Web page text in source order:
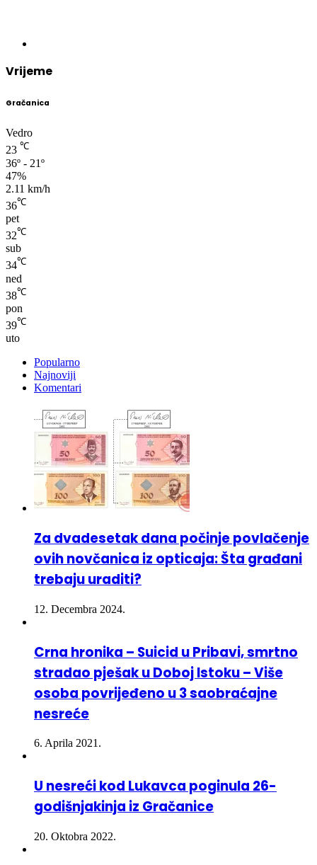
Vrijeme
Gračanica
Vedro
23
36º - 21º
47%
2.11 km/h
36 ℃
pet
32 ℃
sub
34 ℃
ned
38 ℃
pon
39 ℃
uto
Komentari
Za dvadesetak dana počinje povlačenje
ovih novčanica iz opticaja: Šta građani
trebaju uraditi?
12. Decembra 2024.
stradao pješak u Doboj Istoku – Više
osoba povrijeđeno u 3 saobraćajne
nesreće
6. Aprila 2021.
godišnjakinja iz Gračanice
20. Oktobra 2022.